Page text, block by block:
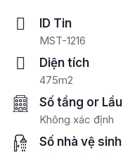
ID Tin
MST-1216
Diện tích
475m2
Số tầng or Lầu
Không xác định
Số nhà vệ sinh